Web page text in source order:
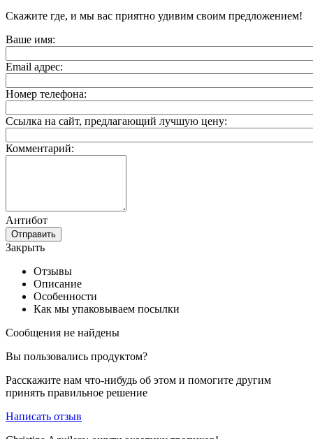
Скажите где, и мы вас приятно удивим своим предложением!
Ваше имя:
Email адрес:
Номер телефона:
Ссылка на сайт, предлагающий лучшую цену:
Комментарий:
Антибот
Отправить
Закрыть
Отзывы
Описание
Особенности
Как мы упаковываем посылки
Сообщения не найдены
Вы пользовались продуктом?
Расскажите нам что-нибудь об этом и помогите другим
принять правильное решение
Написать отзыв